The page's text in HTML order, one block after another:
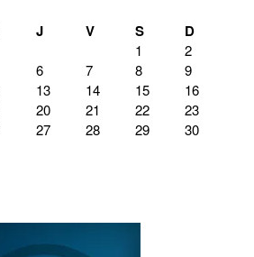
J V S D
1
2
6 7 8
9
13 14 15
16
20 21 22
23
27 28 29
30